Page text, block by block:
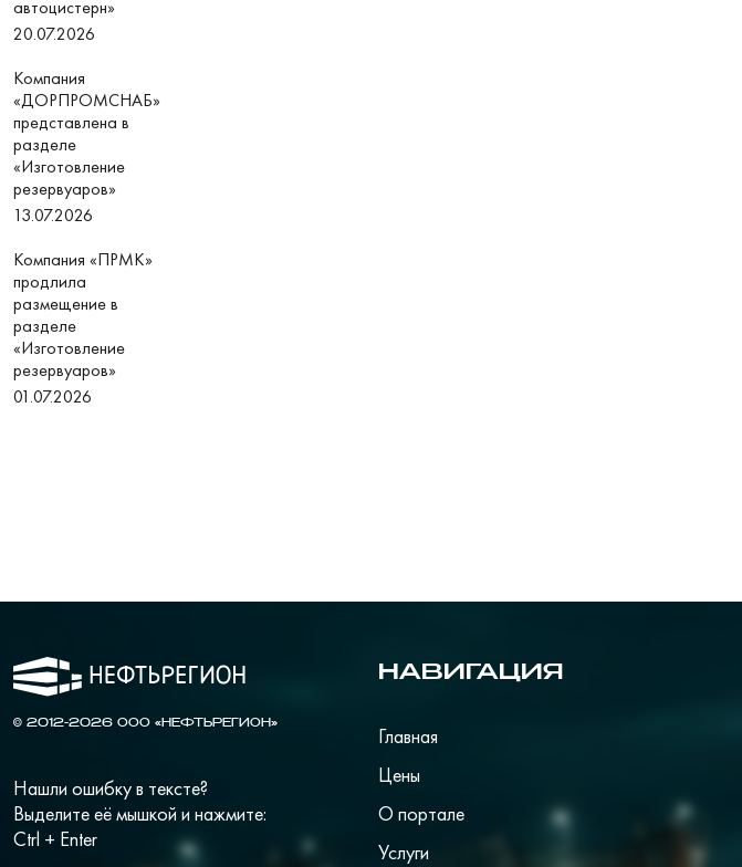
автоцистерн»
20.07.2026
Компания
«ДОРПРОМСНАБ»
представлена в
разделе
«Изготовление
резервуаров»
13.07.2026
Компания «ПРМК»
продлила
размещение в
разделе
«Изготовление
резервуаров»
01.07.2026
© 2012-2026 ООО «НЕФТЬРЕГИОН»
Нашли ошибку в тексте?
Выделите её мышкой и нажмите:
Ctrl + Enter
НАВИГАЦИЯ
Главная
Цены
О портале
Услуги